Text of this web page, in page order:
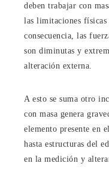
deben trabajar con
las limitaciones físicas
consecuencia, las
son diminutas y
alteración externa.
A esto se suma otro
con masa genera
elemento presente en
hasta estructuras del
en la medición y